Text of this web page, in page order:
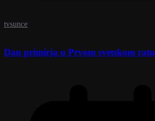
tvsunce
Dan primirja u Prvom svetskom ratu